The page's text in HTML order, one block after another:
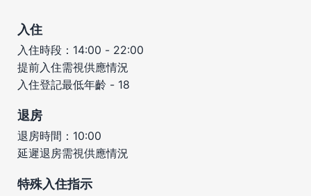
入住
入住時段：14:00 - 22:00
提前入住需視供應情況
入住登記最低年齡 - 18
退房
退房時間：10:00
延遲退房需視供應情況
特殊入住指示